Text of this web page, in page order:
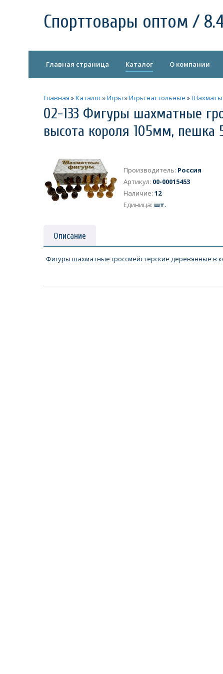
Спорттовары оптом /
Главная страница Каталог О компании
Главная »Каталог»Игры »Игры настольные »Шахматы
02-133 Фигуры шахматные
высота короля 105мм,
Производитель: Россия
Артикул: 00-00015453
Наличие: 12
Единица: шт.
Описание
Фигуры шахматные гроссмейстерские деревянные в